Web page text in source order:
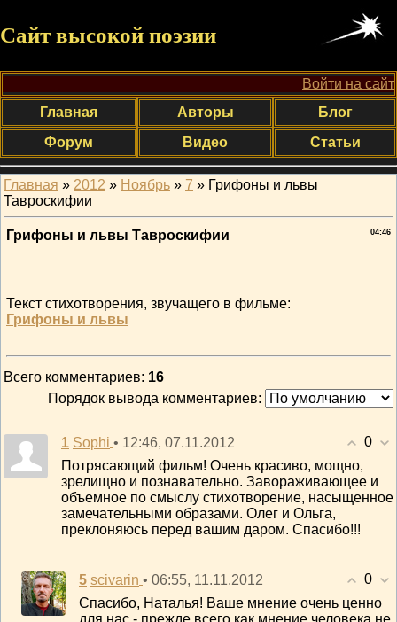
Сайт высокой поэзии
Войти на сайт
Главная
Авторы
Блог
Форум
Видео Статьи
Главная » 2012 » Ноябрь » 7 » Грифоны и львы
Тавроскифии
04:46
Грифоны и львы Тавроскифии
Текст стихотворения, звучащего в фильме:
Грифоны и львы
Всего комментариев: 16
Порядок вывода комментариев:
0
1 Sophi • 12:46, 07.11.2012
Потрясающий фильм! Очень красиво, мощно,
зрелищно и познавательно. Завораживающее и
объемное по смыслу стихотворение, насыщенное
замечательными образами. Олег и Ольга,
преклоняюсь перед вашим даром. Спасибо!!!
0
5 scivarin • 06:55, 11.11.2012
Спасибо, Наталья! Ваше мнение очень ценно